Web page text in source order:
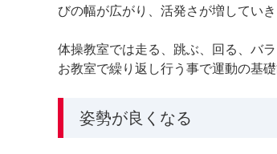
びの幅が広がり、活発さが増していき
体操教室では走る、跳ぶ、回る、バ
お教室で繰り返し行う事で運動の基礎
姿勢が良くなる